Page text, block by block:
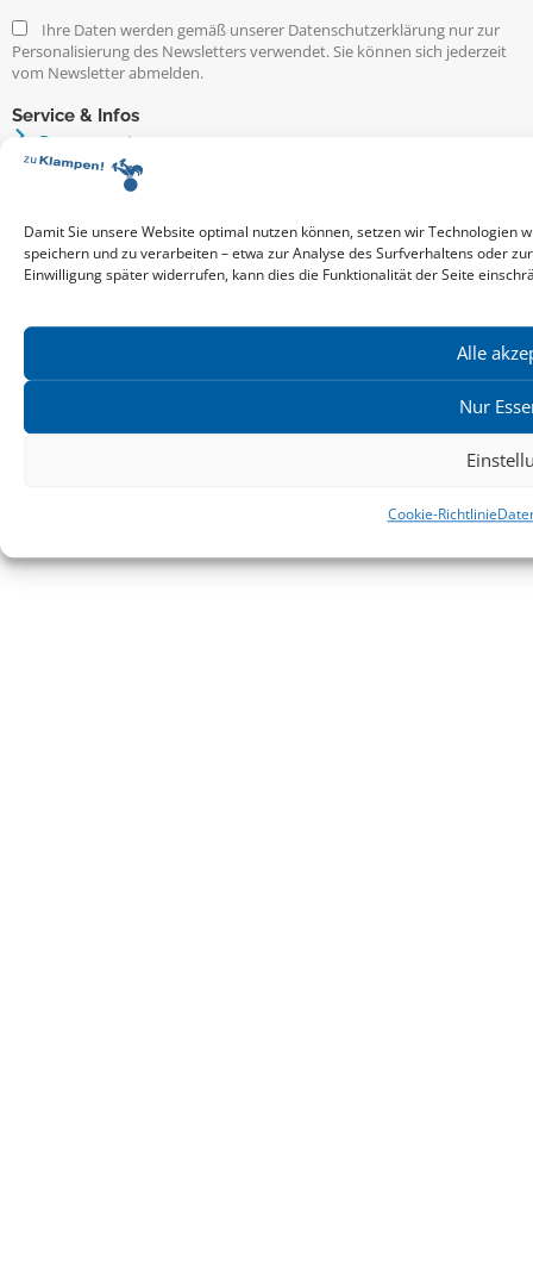
Damit Sie unsere Website optimal nutzen können, setzen wir Technologien
speichern und zu verarbeiten – etwa zur Analyse des Surfverhaltens oder
Einwilligung später widerrufen, kann dies die Funktionalität der Seite
Alle
Nur
Cookie-Richtlinie
Ihre Daten werden gemäß unserer Datenschutzerklärung nur zur
Personalisierung des Newsletters verwendet. Sie können sich jederzeit
vom Newsletter abmelden.
Service & Infos
Presseservice
Service für Handel & Veranstalter
Infos zur Manuskripteinreichung
Praktikumsstellen
Kontakt & Ansprechpartner
Impressum
Copyright ©2026: zu Klampen! Verlag. Alle Rechte vorbehalten.